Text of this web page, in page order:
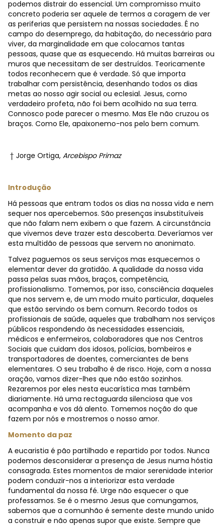
podemos distrair do essencial. Um compromisso muito
concreto poderia ser aquele de termos a coragem de ver
as periferias que persistem na nossas sociedades. É no
campo do desemprego, da habitação, do necessário para
viver, da marginalidade em que colocamos tantas
pessoas, quase que as esquecendo. Há muitas barreiras ou
muros que necessitam de ser destruídos. Teoricamente
todos reconhecem que é verdade. Só que importa
trabalhar com persistência, desenhando todos os dias
metas ao nosso agir social ou eclesial. Jesus, como
verdadeiro profeta, não foi bem acolhido na sua terra.
Connosco pode parecer o mesmo. Mas Ele não cruzou os
braços. Como Ele, apaixonemo-nos pelo bem comum.
† Jorge Ortiga, Arcebispo Primaz
Introdução
Há pessoas que entram todos os dias na nossa vida e nem
sequer nos apercebemos. São presenças insubstituíveis
que não falam nem exibem o que fazem. A circunstância
que vivemos deve trazer esta descoberta. Deveríamos ver
esta multidão de pessoas que servem no anonimato.
Talvez paguemos os seus serviços mas esquecemos o
elementar dever da gratidão. A qualidade da nossa vida
passa pelas suas mãos, braços, competência,
profissionalismo. Tomemos, por isso, consciência daqueles
que nos servem e, de um modo muito particular, daqueles
que estão servindo os bem comum. Recordo todos os
profissionais de saúde, aqueles que trabalham nos serviços
públicos respondendo às necessidades essenciais,
médicos e enfermeiros, colaboradores que nos Centros
Sociais que cuidam dos idosos, polícias, bombeiros e
transportadores de doentes, comerciantes de bens
elementares. O seu trabalho é de risco. Hoje, com a nossa
oração, vamos dizer-lhes que não estão sozinhos.
Rezaremos por eles nesta eucarística mas também
diariamente. Há uma rectaguarda silenciosa que vos
acompanha e vos dá alento. Tomemos noção do que
fazem por nós e mostremos o nosso amor.
Momento da paz
A eucaristia é pão partilhado e repartido por todos. Nunca
podemos desconsiderar a presença de Jesus numa hóstia
consagrada. Estes momentos de maior serenidade interior
podem conduzir-nos a interiorizar esta verdade
fundamental da nossa fé. Urge não esquecer o que
professamos. Se é o mesmo Jesus que comungamos,
sabemos que a comunhão é semente deste mundo unido
a construir e não apenas supor que existe. Sempre que